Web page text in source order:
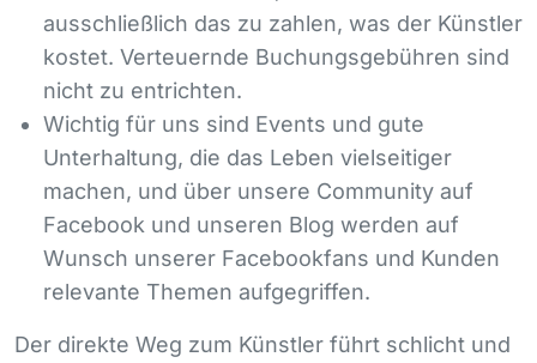
ausschließlich das zu zahlen, was der Künstler
kostet. Verteuernde Buchungsgebühren sind
nicht zu entrichten.
Wichtig für uns sind Events und gute
Unterhaltung, die das Leben vielseitiger
machen, und über unsere Community auf
Facebook und unseren Blog werden auf
Wunsch unserer Facebookfans und Kunden
relevante Themen aufgegriffen.
Der direkte Weg zum Künstler führt schlicht und